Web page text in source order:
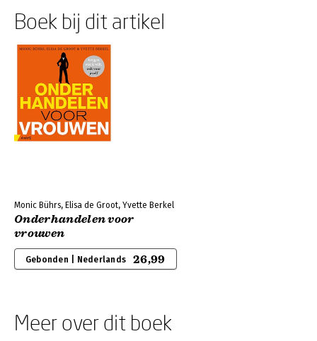
Boek bij dit artikel
Monic Bührs, Elisa de Groot, Yvette Berkel
Onderhandelen voor
vrouwen
Gebonden | Nederlands 26,99
Meer over dit boek